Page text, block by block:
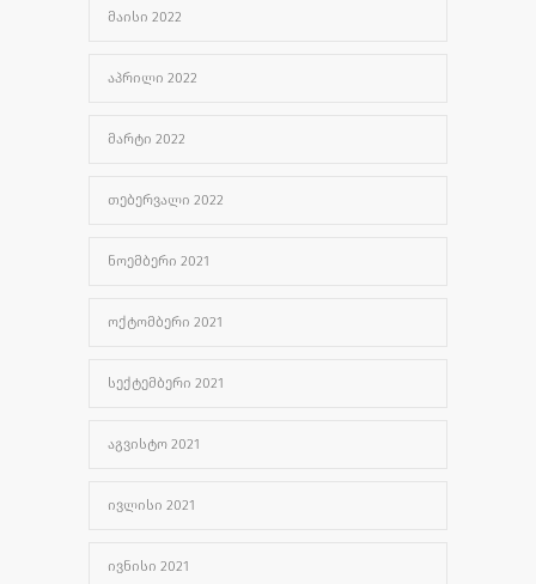
ᲛᲐᲘᲡᲘ 2022
ᲐᲞᲠᲘᲚᲘ 2022
ᲛᲐᲠᲢᲘ 2022
ᲗᲔᲑᲔᲠᲕᲐᲚᲘ 2022
ᲜᲝᲔᲛᲑᲔᲠᲘ 2021
ᲝᲥᲢᲝᲛᲑᲔᲠᲘ 2021
ᲡᲔᲥᲢᲔᲛᲑᲔᲠᲘ 2021
ᲐᲒᲕᲘᲡᲢᲝ 2021
ᲘᲕᲚᲘᲡᲘ 2021
ᲘᲕᲜᲘᲡᲘ 2021